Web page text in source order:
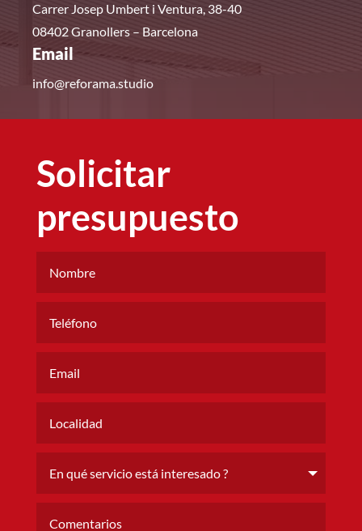
Carrer Josep Umbert i Ventura, 38-40
08402 Granollers – Barcelona
Email
info@reforama.studio
Solicitar
presupuesto